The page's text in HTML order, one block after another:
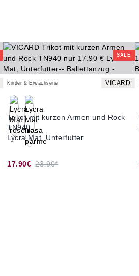
SALE
Kinder & Erwachsene VICARD
Trikot mit kurzen Armen und Rock
TN940
Lycra Mat, Unterfutter
17.90€ 23.90*